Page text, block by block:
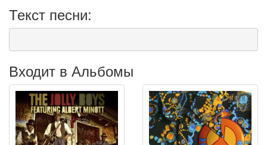
Текст песни:
Входит в Альбомы